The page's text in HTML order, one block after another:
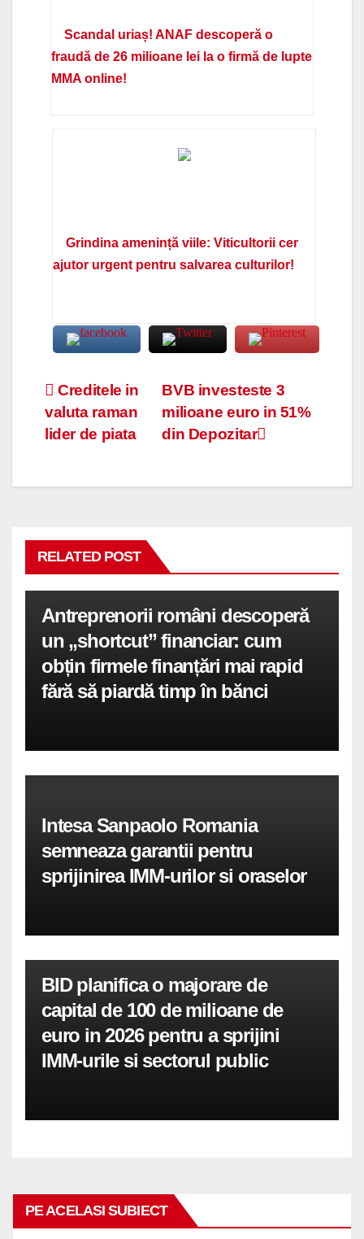
Scandal uriaș! ANAF descoperă o
fraudă de 26 milioane lei la o firmă de lupte
MMA online!
Grindina amenință viile: Viticultorii cer
ajutor urgent pentru salvarea culturilor!
Navigare
în
BVB investeste 3
milioane euro in 51%
din Depozitar
Creditele in
valuta raman
lider de piata
RELATED POST
Antreprenorii români descoperă
un „shortcut” financiar: cum
obțin firmele finanțări mai rapid
fără să piardă timp în bănci
Intesa Sanpaolo Romania
semneaza garantii pentru
sprijinirea IMM-urilor si oraselor
BID planifica o majorare de
capital de 100 de milioane de
euro in 2026 pentru a sprijini
IMM-urile si sectorul public
PE ACELASI SUBIECT